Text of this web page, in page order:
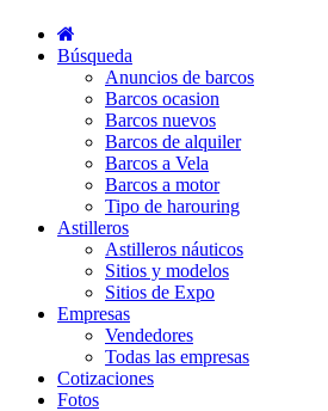
Búsqueda
Anuncios de barcos
Barcos ocasion
Barcos nuevos
Barcos de alquiler
Barcos a Vela
Barcos a motor
Tipo de harouring
Astilleros
Astilleros náuticos
Sitios y modelos
Sitios de Expo
Empresas
Vendedores
Todas las empresas
Cotizaciones
Fotos